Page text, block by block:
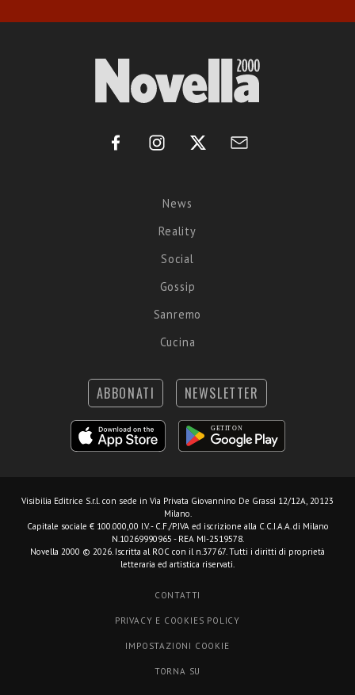
News
Reality
Social
Gossip
Sanremo
Cucina
ABBONATI NEWSLETTER
Visibilia Editrice S.r.l. con sede in Via Privata Giovannino De Grassi 12/12A, 20123
Milano.
Capitale sociale € 100.000,00 I.V. - C.F./P.IVA ed iscrizione alla C.C.I.A.A. di Milano
N.10269990965 - REA MI-2519578.
Novella 2000 © 2026. Iscritta al ROC con il n.37767. Tutti i diritti di proprietà
letteraria ed artistica riservati.
CONTATTI
PRIVACY E COOKIES POLICY
IMPOSTAZIONI COOKIE
TORNA SU